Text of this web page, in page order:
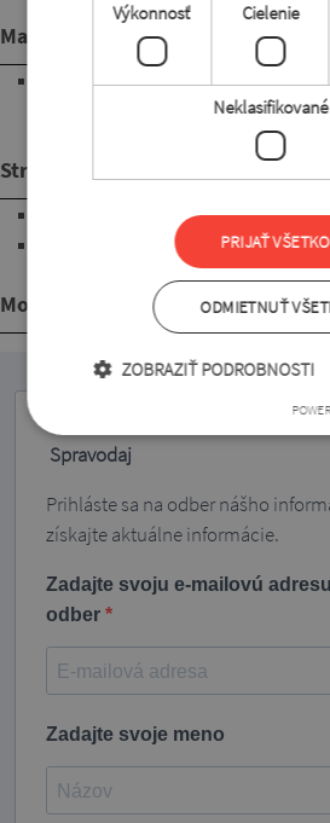
Materiál
95% polyester, 5% lycra. Pohodlná,
látka, ktorá sa pri nosení nelepí na
nekrčí sa a pri praní nepúšťa farbu.
Strih
s dĺžkou pod úroveň bokov
Mohlo by sa Vám páčiť
Spravodaj
Prihláste sa na odber nášho
získajte aktuálne informácie.
Zadajte svoju e-mailovú
odber
Zadajte svoje meno
Výkonnosť Cielenie
Neklasifikované
PRIJAŤ VŠETKO
ODMIETNUŤ
ZOBRAZIŤ PODROBNOSTI